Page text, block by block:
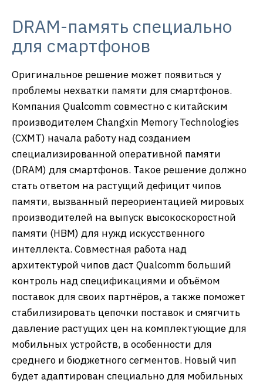
DRAM-память специально
для смартфонов
Оригинальное решение может появиться у
проблемы нехватки памяти для смартфонов.
Компания Qualcomm совместно с китайским
производителем Changxin Memory Technologies
(CXMT) начала работу над созданием
специализированной оперативной памяти
(DRAM) для смартфонов. Такое решение должно
стать ответом на растущий дефицит чипов
памяти, вызванный переориентацией мировых
производителей на выпуск высокоскоростной
памяти (HBM) для нужд искусственного
интеллекта. Совместная работа над
архитектурой чипов даст Qualcomm больший
контроль над спецификациями и объёмом
поставок для своих партнёров, а также поможет
стабилизировать цепочки поставок и смягчить
давление растущих цен на комплектующие для
мобильных устройств, в особенности для
среднего и бюджетного сегментов. Новый чип
будет адаптирован специально для мобильных